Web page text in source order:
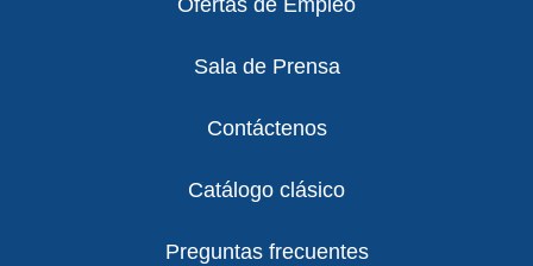
Ofertas de Empleo
Sala de Prensa
Contáctenos
Catálogo clásico
Preguntas frecuentes